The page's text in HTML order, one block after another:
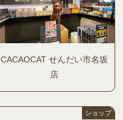
CACAOCAT せんだい市名坂
店
ショップ